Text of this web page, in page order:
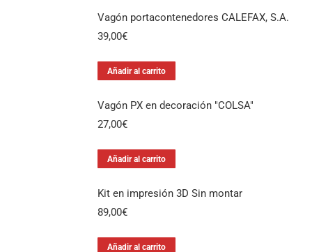
Vagón portacontenedores CALEFAX, S.A.
39,00€
Añadir al carrito
Vagón PX en decoración "COLSA"
27,00€
Añadir al carrito
Kit en impresión 3D Sin montar
89,00€
Añadir al carrito